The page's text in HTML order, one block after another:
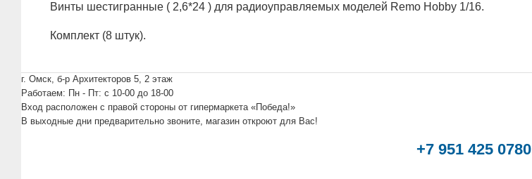
Винты шестигранные ( 2,6*24 ) для радиоуправляемых моделей Remo Hobby 1/16.
Комплект (8 штук).
г. Омск, б-р Архитекторов 5, 2 этаж
Работаем: Пн - Пт: c 10-00 до 18-00
Вход расположен с правой стороны от гипермаркета «Победа!»
В выходные дни предварительно звоните, магазин откроют для Вас!
+7 951 425 0780